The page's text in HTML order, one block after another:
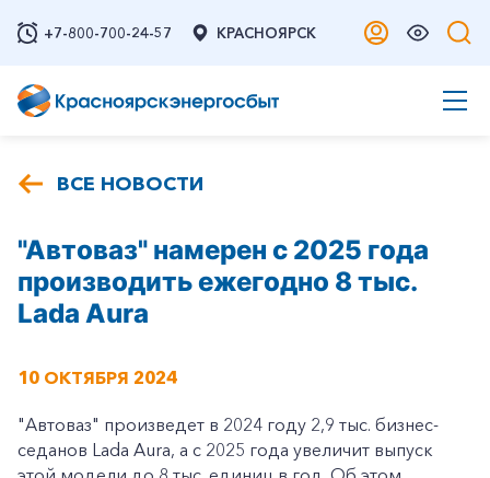
+7-800-700-24-57 КРАСНОЯРСК
ВСЕ НОВОСТИ
"Автоваз" намерен с 2025 года
производить ежегодно 8 тыс.
Lada Aura
10 ОКТЯБРЯ 2024
"Автоваз" произведет в 2024 году 2,9 тыс. бизнес-
седанов Lada Aura, а с 2025 года увеличит выпуск